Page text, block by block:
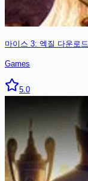
마이스 3: 엑질 다운로드
Games
5.0